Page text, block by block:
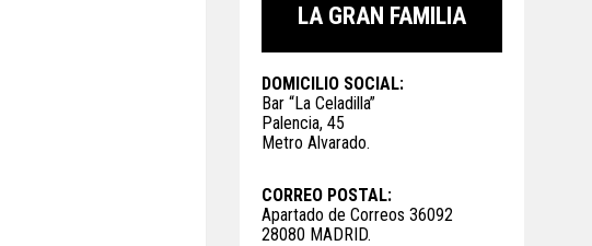
LA GRAN FAMILIA
DOMICILIO SOCIAL:
Bar “La Celadilla”
Palencia, 45
Metro Alvarado.
CORREO POSTAL:
Apartado de Correos 36092
28080 MADRID.